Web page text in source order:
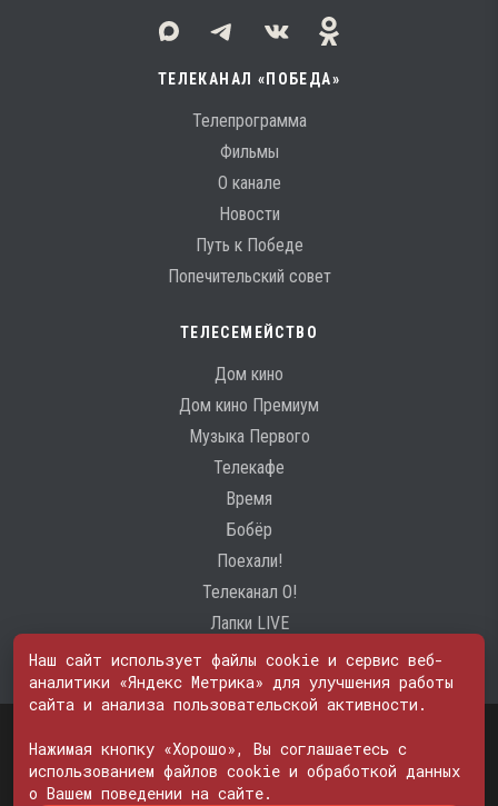
ТЕЛЕКАНАЛ «ПОБЕДА»
Телепрограмма
Фильмы
О канале
Новости
Путь к Победе
Попечительский совет
ТЕЛЕСЕМЕЙСТВО
Дом кино
Дом кино Премиум
Музыка Первого
Телекафе
Время
Бобёр
Поехали!
Телеканал О!
Лапки LIVE
№ ФС 77 - 74600
© 2000—2026. Редакция телеканала «ПОБЕДА». Все права на любые
материалы, опубликованные на сайте, защищены. Любое
Наш сайт использует файлы cookie и сервис веб-
аналитики «Яндекс Метрика» для улучшения работы
сайта и анализа пользовательской активности.
Нажимая кнопку «Хорошо», Вы соглашаетесь с
использованием файлов cookie и обработкой данных
о Вашем поведении на сайте.